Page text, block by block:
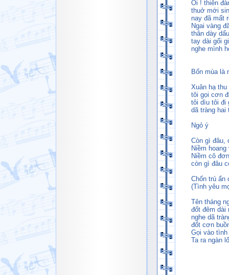
Ôi ! thiên
thuở mới
nay đã mất
Ngai vàng
thân dày
tay dài gối
nghe mình
Bốn mùa là
Xuân hạ thu
tôi gọi cơn
tôi dìu tôi đi
dã tràng
Ngỏ ý
Còn gì đâu,
Niềm
Niềm cô
còn gì đâu
Chốn trú ẩn
(Tình yêu
Tên tháng
đốt đêm dài
nghe dã
đốt cơn
Gọi vào
Ta ra ngàn